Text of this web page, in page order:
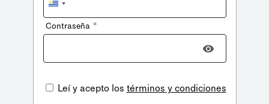
Uruguay
+598
Contraseña *
Leí y acepto los términos y condiciones